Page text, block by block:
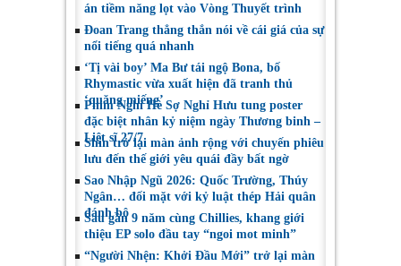
án tiềm năng lọt vào Vòng Thuyết trình
Đoan Trang thẳng thắn nói về cái giá của sự
nổi tiếng quá nhanh
‘Tị vài boy’ Ma Bư tái ngộ Bona, bố
Rhymastic vừa xuất hiện đã tranh thủ
‘quăng miếng’
Phim Nghỉ Hè Sợ Nghỉ Hưu tung poster
đặc biệt nhân kỷ niệm ngày Thương binh –
Liệt sĩ 27/7
Shin trở lại màn ảnh rộng với chuyến phiêu
lưu đến thế giới yêu quái đầy bất ngờ
Sao Nhập Ngũ 2026: Quốc Trường, Thúy
Ngân… đối mặt với kỷ luật thép Hải quân
đánh bộ
Sau gần 9 năm cùng Chillies, khang giới
thiệu EP solo đầu tay “ngoi mot minh”
“Người Nhện: Khởi Đầu Mới” trở lại màn